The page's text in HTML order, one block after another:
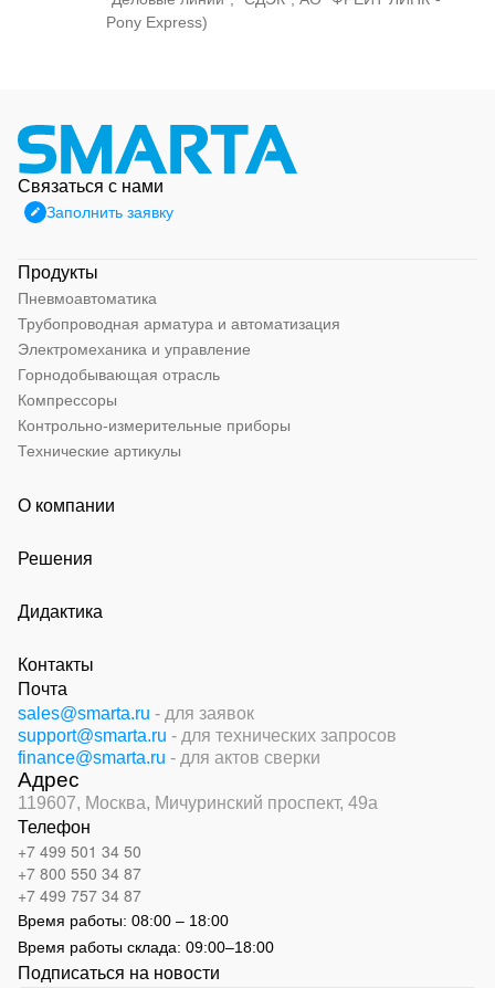
Pony Express)
Связаться с нами
Заполнить заявку
Продукты
Пневмоавтоматика
Трубопроводная арматура и автоматизация
Электромеханика и управление
Горнодобывающая отрасль
Компрессоры
Контрольно-измерительные приборы
Технические артикулы
О компании
Решения
Дидактика
Контакты
Почта
sales@smarta.ru - для заявок
support@smarta.ru - для технических запросов
finance@smarta.ru - для актов сверки
Адрес
119607, Москва, Мичуринский проспект, 49а
Телефон
+7 499 501 34 50
+7 800 550 34 87
+7 499 757 34 87
Время работы: 08:00 – 18:00
Время работы склада: 09:00–18:00
Подписаться на новости